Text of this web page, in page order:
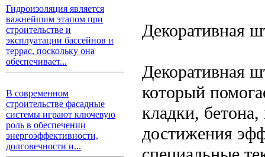
Гидроизоляция является
важнейшим этапом при
строительстве и
эксплуатации бассейнов и
террас, поскольку она
обеспечивает...
В современном
строительстве фасадные
системы играют ключевую
роль в обеспечении
энергоэффективности,
долговечности и...
Декоративная
Декоративная
который
кладки,
достижения